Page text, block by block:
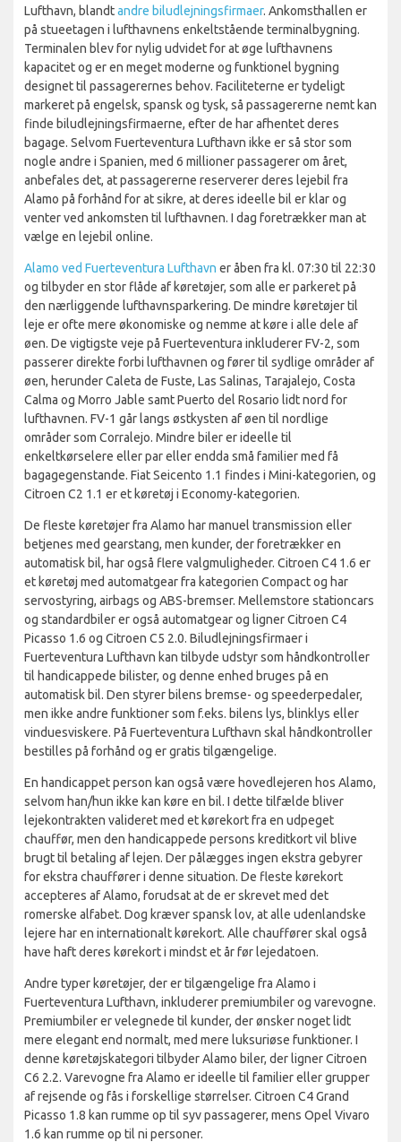
Lufthavn, blandtandre biludlejningsfirmaer. Ankomsthallen er
på stueetagen i lufthavnens enkeltstående terminalbygning.
Terminalen blev for nylig udvidet for at øge lufthavnens
kapacitet og er en meget moderne og funktionel bygning
designet til passagerernes behov. Faciliteterne er tydeligt
markeret på engelsk, spansk og tysk, så passagererne nemt kan
finde biludlejningsfirmaerne, efter de har afhentet deres
bagage. Selvom Fuerteventura Lufthavn ikke er så stor som
nogle andre i Spanien, med 6 millioner passagerer om året,
anbefales det, at passagererne reserverer deres lejebil fra
Alamo på forhånd for at sikre, at deres ideelle bil er klar og
venter ved ankomsten til lufthavnen. I dag foretrækker man at
vælge en lejebil online.
Alamo ved Fuerteventura Lufthavn er åben fra kl. 07:30 til 22:30
og tilbyder en stor flåde af køretøjer, som alle er parkeret på
den nærliggende lufthavnsparkering. De mindre køretøjer til
leje er ofte mere økonomiske og nemme at køre i alle dele af
øen. De vigtigste veje på Fuerteventura inkluderer FV-2, som
passerer direkte forbi lufthavnen og fører til sydlige områder af
øen, herunder Caleta de Fuste, Las Salinas, Tarajalejo, Costa
Calma og Morro Jable samt Puerto del Rosario lidt nord for
lufthavnen. FV-1 går langs østkysten af øen til nordlige
områder som Corralejo. Mindre biler er ideelle til
enkeltkørselere eller par eller endda små familier med få
bagagegenstande. Fiat Seicento 1.1 findes i Mini-kategorien, og
Citroen C2 1.1 er et køretøj i Economy-kategorien.
De fleste køretøjer fra Alamo har manuel transmission eller
betjenes med gearstang, men kunder, der foretrækker en
automatisk bil, har også flere valgmuligheder. Citroen C4 1.6 er
et køretøj med automatgear fra kategorien Compact og har
servostyring, airbags og ABS-bremser. Mellemstore stationcars
og standardbiler er også automatgear og ligner Citroen C4
Picasso 1.6 og Citroen C5 2.0. Biludlejningsfirmaer i
Fuerteventura Lufthavn kan tilbyde udstyr som håndkontroller
til handicappede bilister, og denne enhed bruges på en
automatisk bil. Den styrer bilens bremse- og speederpedaler,
men ikke andre funktioner som f.eks. bilens lys, blinklys eller
vinduesviskere. På Fuerteventura Lufthavn skal håndkontroller
bestilles på forhånd og er gratis tilgængelige.
En handicappet person kan også være hovedlejeren hos Alamo,
selvom han/hun ikke kan køre en bil. I dette tilfælde bliver
lejekontrakten valideret med et kørekort fra en udpeget
chauffør, men den handicappede persons kreditkort vil blive
brugt til betaling af lejen. Der pålægges ingen ekstra gebyrer
for ekstra chauffører i denne situation. De fleste kørekort
accepteres af Alamo, forudsat at de er skrevet med det
romerske alfabet. Dog kræver spansk lov, at alle udenlandske
lejere har en internationalt kørekort. Alle chauffører skal også
have haft deres kørekort i mindst et år før lejedatoen.
Andre typer køretøjer, der er tilgængelige fra Alamo i
Fuerteventura Lufthavn, inkluderer premiumbiler og varevogne.
Premiumbiler er velegnede til kunder, der ønsker noget lidt
mere elegant end normalt, med mere luksuriøse funktioner. I
denne køretøjskategori tilbyder Alamo biler, der ligner Citroen
C6 2.2. Varevogne fra Alamo er ideelle til familier eller grupper
af rejsende og fås i forskellige størrelser. Citroen C4 Grand
Picasso 1.8 kan rumme op til syv passagerer, mens Opel Vivaro
1.6 kan rumme op til ni personer.